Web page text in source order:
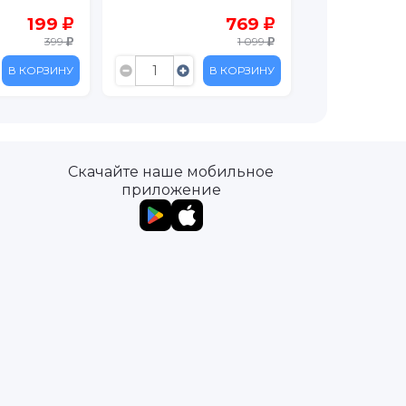
199
399
В КОРЗИНУ
769
1 099
В КОРЗИНУ
Скачайте наше мобильное
приложение